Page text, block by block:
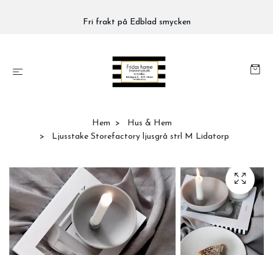
Fri frakt på Edblad smycken
Hem
Hus & Hem
Ljusstake Storefactory ljusgrå strl M Lidatorp